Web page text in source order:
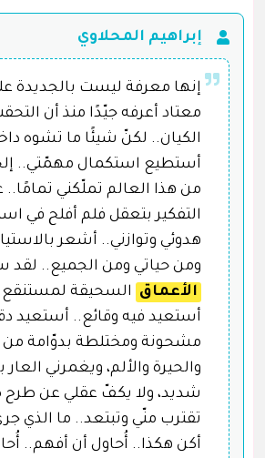
إبراهيم المحلاوي
إنها معرفة ليست بالجديدة
معتاد أعرفه جيّدًا منذ أن
الكيان.. لكنّ شيئًا ما تشوه
أستطيع استكمال مهمّتي..
من هذا العالم تملّكني تمامًا..
التفكير بتعقل فلم أفلح في
هدوئي وتوازني.. أشعر
ومن حياتي ومن الجميع..
الأعماق
السحيقة
أستعيد فيه وقائع.. أستعيد
مشحونة ومختلطة بدوّامة من
والحيرة والألم، ويغمرني
شديد، ولا يكفّ عقلي عن طرح
تقترب منّي وتبتعد.. ما الذي
أكن هكذا.. أُحاول أن أفهم..